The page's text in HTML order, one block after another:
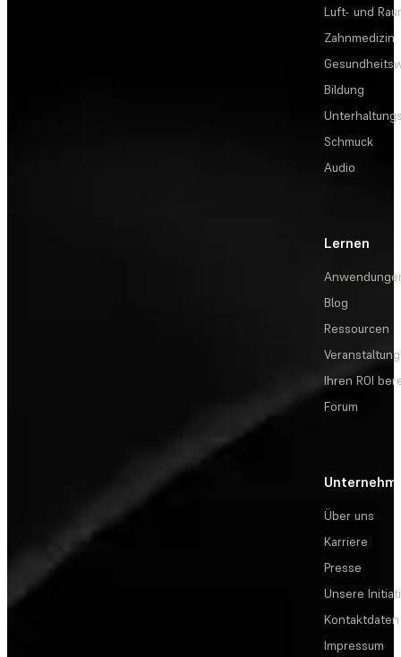
Luft- und
Zahnmedizin
Bildung
Schmuck
Audio
Lernen
Blog
Ressourcen
Ihren ROI
Forum
Über uns
Karriere
Presse
Unsere
Kontaktdaten
Impressum